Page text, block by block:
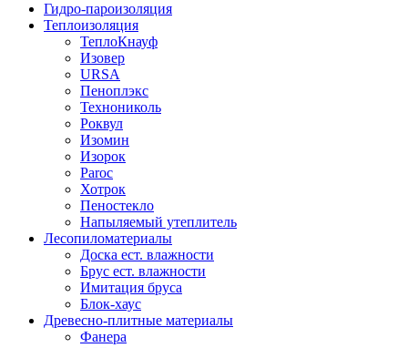
Гидро-пароизоляция
Теплоизоляция
ТеплоКнауф
Изовер
URSA
Пеноплэкс
Технониколь
Роквул
Изомин
Изорок
Paroc
Хотрок
Пеностекло
Напыляемый утеплитель
Лесопиломатериалы
Доска ест. влажности
Брус ест. влажности
Имитация бруса
Блок-хаус
Древесно-плитные материалы
Фанера